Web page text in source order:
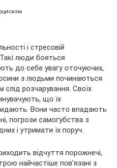
і стресовій
люди бояться
до себе увагу оточуючих,
з людьми починаються
слід розчарування. Своїх
що їх
Вони часто впадають
погрози самогубства з
і утримати їх поруч.
відчуття порожнечі,
найчастіше пов’язані з